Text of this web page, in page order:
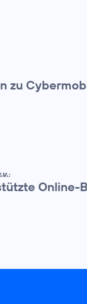
zu
Online-